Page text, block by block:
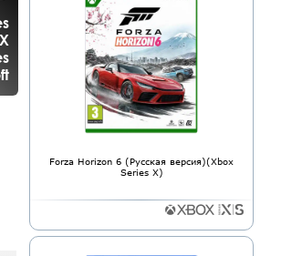
Forza Horizon 6 (Русская версия)(Xbox
Series X)